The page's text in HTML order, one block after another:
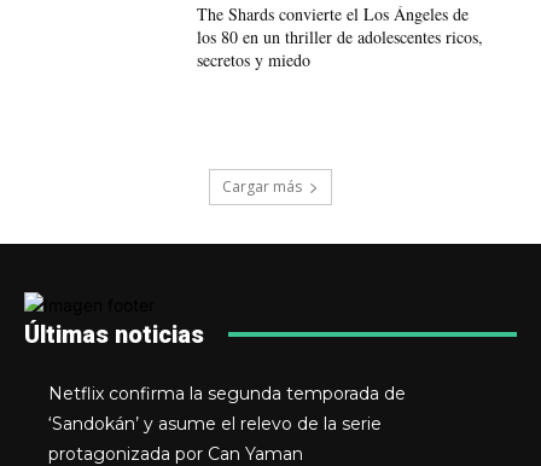
The Shards convierte el Los Ángeles de
los 80 en un thriller de adolescentes ricos,
secretos y miedo
Cargar más
Últimas noticias
Netflix confirma la segunda temporada de
‘Sandokán’ y asume el relevo de la serie
protagonizada por Can Yaman